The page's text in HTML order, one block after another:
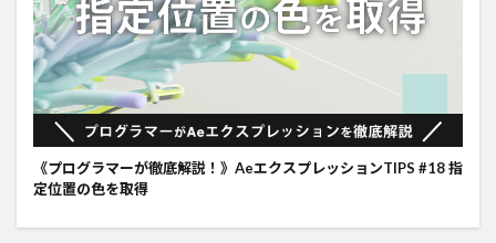
《プログラマーが徹底解説！》AeエクスプレッションTIPS #18 指
定位置の色を取得